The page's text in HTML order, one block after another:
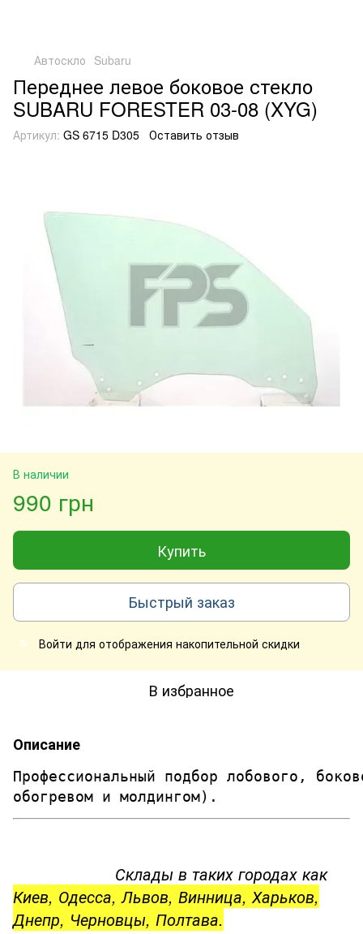
Автоскло Subaru
Переднее левое боковое стекло
SUBARU FORESTER 03-08 (XYG)
Артикул: GS 6715 D305 Оставить отзыв
В наличии
990 грн
Купить
Быстрый заказ
% Войти для отображения накопительной скидки
В избранное
Описание
Профессиональный подбор лобового,
обогревом и молдингом).
Склады в таких городах как
Киев, Одесса, Львов, Винница, Харьков,
Днепр, Черновцы, Полтава.